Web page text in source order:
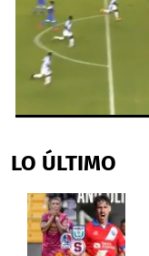
of
1
27
seconds
LO ÚLTIMO